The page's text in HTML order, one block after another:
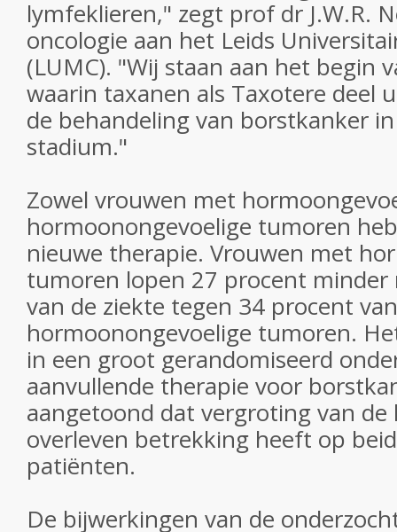
lymfeklieren," zegt prof dr J.W.R.
oncologie aan het Leids
(LUMC). "Wij staan aan het begin
waarin taxanen als Taxotere deel
de behandeling van borstkanker
stadium."
Zowel vrouwen met
hormoonongevoelige tumoren
nieuwe therapie. Vrouwen met
tumoren lopen 27 procent minder
van de ziekte tegen 34 procent
hormoonongevoelige tumoren.
in een groot gerandomiseerd
aanvullende therapie voor
aangetoond dat vergroting van de
overleven betrekking heeft op
patiënten.
De bijwerkingen van de